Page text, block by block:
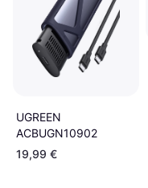
UGREEN
‎ACBUGN10902
19,99 €